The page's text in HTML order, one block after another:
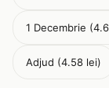
1 Decembrie
Adjud (4.58 lei)